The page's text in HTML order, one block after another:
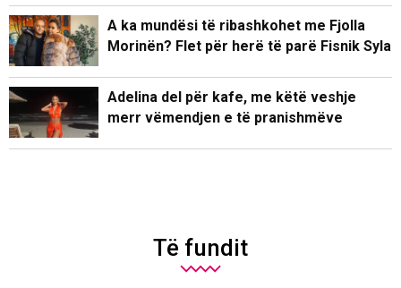
A ka mundësi të ribashkohet me Fjolla
Morinën? Flet për herë të parë Fisnik Syla
Adelina del për kafe, me këtë veshje
merr vëmendjen e të pranishmëve
Të fundit